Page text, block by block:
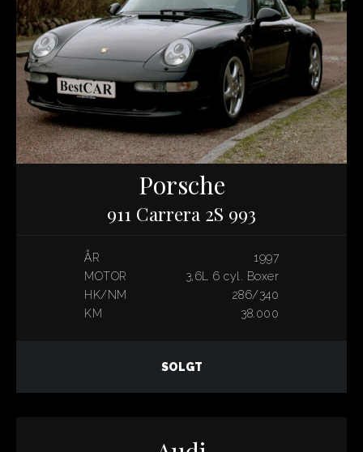
Porsche
911 Carrera 2S 993
ÅR
1997
MOTOR
3,6L 6 cyl. Boxer
HK/NM
286/340
KM
38.000
SOLGT